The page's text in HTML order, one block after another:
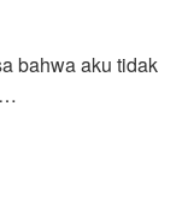
bahwa aku tidak